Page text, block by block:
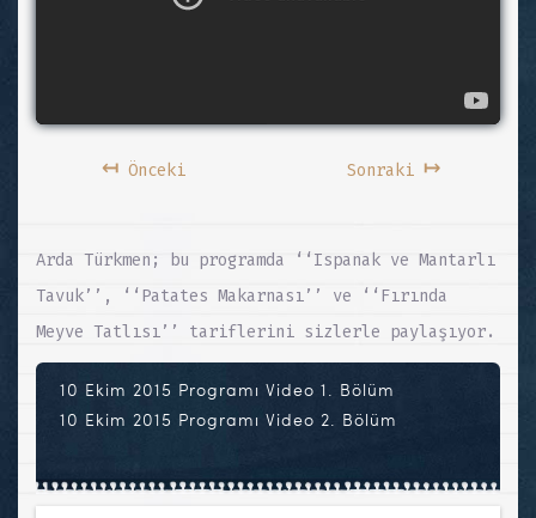
↤Önceki Sonraki ↦
Arda Türkmen; bu programda ‘‘Ispanak ve Mantarlı
Tavuk’’, ‘‘Patates Makarnası’’ ve ‘‘Fırında
Meyve Tatlısı’’ tariflerini sizlerle paylaşıyor.
10 Ekim 2015 Programı Video 1. Bölüm
10 Ekim 2015 Programı Video 2. Bölüm